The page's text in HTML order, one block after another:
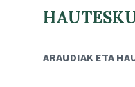
ARAUDIAK ETA